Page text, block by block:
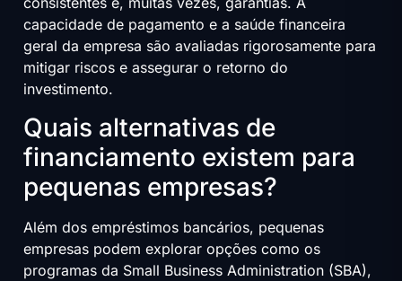
capacidade de pagamento e a saúde financeira
geral da empresa são avaliadas rigorosamente para
mitigar riscos e assegurar o retorno do
investimento.
Quais alternativas de
financiamento existem para
pequenas empresas?
Além dos empréstimos bancários, pequenas
empresas podem explorar opções como os
programas da Small Business Administration (SBA),